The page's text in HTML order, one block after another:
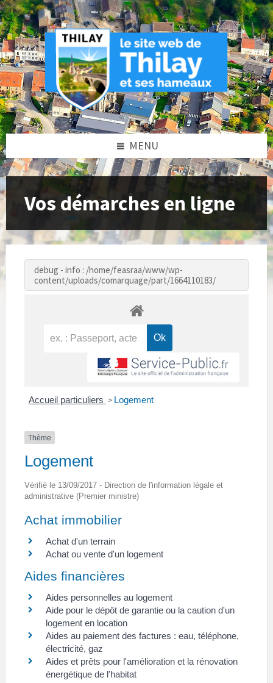
Skip
to
content
Skip
to
left
sidebar
Skip
to
footer
MENU
Vos démarches en ligne
debug - info : /home/feasraa/www/wp-
content/uploads/comarquage/part/1664110183/
Accueil particuliers > Logement
Thème
Logement
Vérifié le 13/09/2017 - Direction de l'information légale et
administrative (Premier ministre)
Achat immobilier
Achat d'un terrain
Achat ou vente d'un logement
Aides financières
Aides personnelles au logement
Aide pour le dépôt de garantie ou la caution d'un
logement en location
Aides au paiement des factures : eau, téléphone,
électricité, gaz
Aides et prêts pour l'amélioration et la rénovation
énergétique de l'habitat